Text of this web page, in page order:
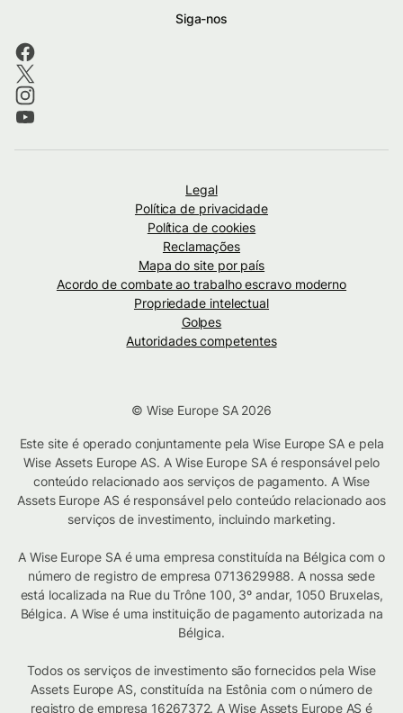
Siga-nos
Legal
Política de privacidade
Política de cookies
Reclamações
Mapa do site por país
Acordo de combate ao trabalho escravo moderno
Propriedade intelectual
Golpes
Autoridades competentes
© Wise Europe SA 2026
Este site é operado conjuntamente pela Wise Europe SA e pela
Wise Assets Europe AS. A Wise Europe SA é responsável pelo
conteúdo relacionado aos serviços de pagamento. A Wise
Assets Europe AS é responsável pelo conteúdo relacionado aos
serviços de investimento, incluindo marketing.
A Wise Europe SA é uma empresa constituída na Bélgica com o
número de registro de empresa 0713629988. A nossa sede
está localizada na Rue du Trône 100, 3º andar, 1050 Bruxelas,
Bélgica. A Wise é uma instituição de pagamento autorizada na
Bélgica.
Todos os serviços de investimento são fornecidos pela Wise
Assets Europe AS, constituída na Estônia com o número de
registro de empresa 16267372. A Wise Assets Europe AS é